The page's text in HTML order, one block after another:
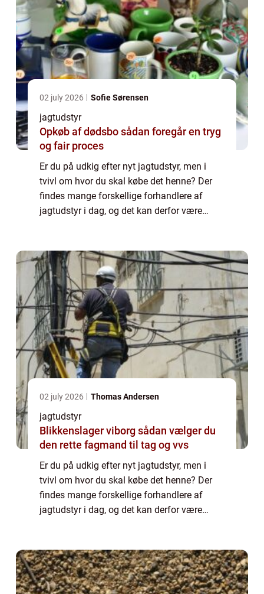
02 july 2026 Sofie Sørensen
jagtudstyr
Opkøb af dødsbo sådan foregår en tryg
og fair proces
Er du på udkig efter nyt jagtudstyr, men i
tvivl om hvor du skal købe det henne? Der
findes mange forskellige forhandlere af
jagtudstyr i dag, og det kan derfor være
02 july 2026 Thomas Andersen
jagtudstyr
Blikkenslager viborg sådan vælger du
den rette fagmand til tag og vvs
Er du på udkig efter nyt jagtudstyr, men i
tvivl om hvor du skal købe det henne? Der
findes mange forskellige forhandlere af
jagtudstyr i dag, og det kan derfor være